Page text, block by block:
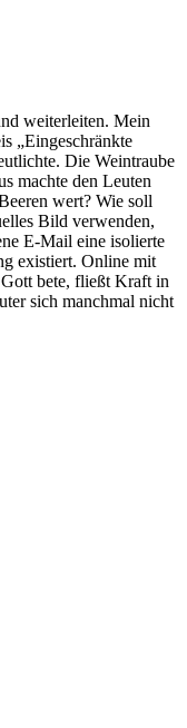
weiterleiten. Mein
„Eingeschränkte
Die Weintraube
machte den Leuten
wert? Wie soll
Bild verwenden,
E-Mail eine isolierte
existiert. Online mit
bete, fließt Kraft in
sich manchmal nicht